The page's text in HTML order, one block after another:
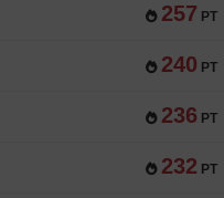
257 PT
240 PT
236 PT
232 PT